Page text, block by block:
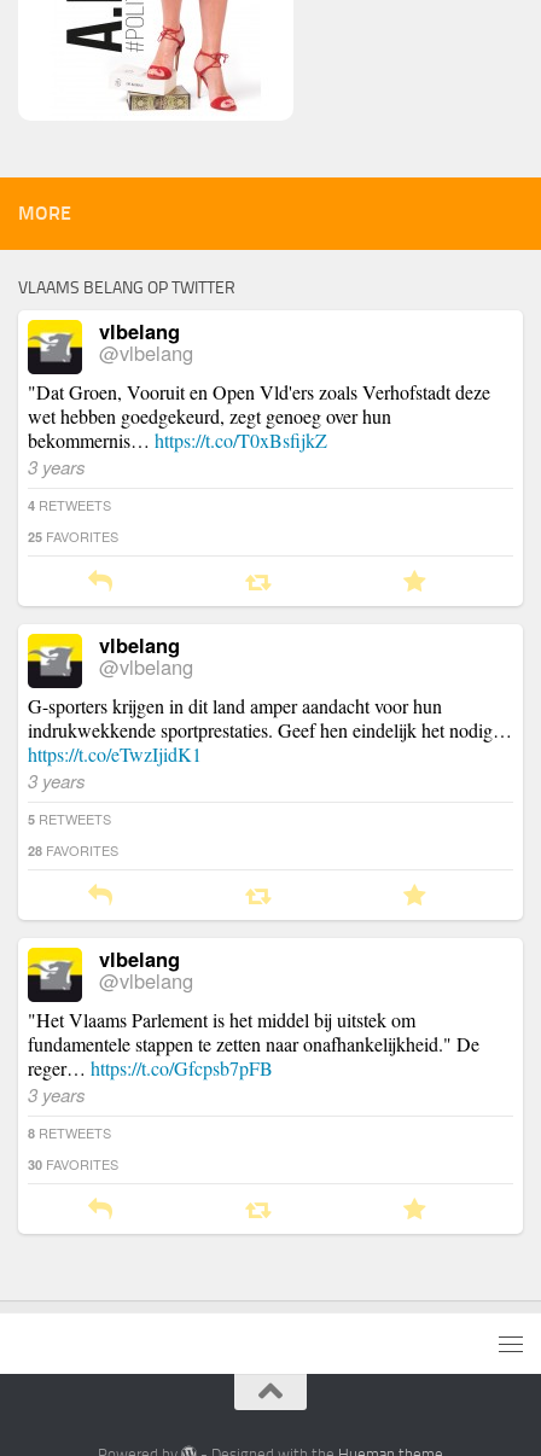
MORE
VLAAMS BELANG OP TWITTER
vlbelang
@vlbelang
"Dat Groen, Vooruit en Open Vld'ers zoals Verhofstadt deze
wet hebben goedgekeurd, zegt genoeg over hun
bekommernis… https://t.co/T0xBsfijkZ
3 years
4 RETWEETS
25 FAVORITES
vlbelang
@vlbelang
G-sporters krijgen in dit land amper aandacht voor hun
indrukwekkende sportprestaties. Geef hen eindelijk het nodig…
https://t.co/eTwzIjidK1
3 years
5 RETWEETS
28 FAVORITES
vlbelang
@vlbelang
"Het Vlaams Parlement is het middel bij uitstek om
fundamentele stappen te zetten naar onafhankelijkheid." De
reger… https://t.co/Gfcpsb7pFB
3 years
8 RETWEETS
30 FAVORITES